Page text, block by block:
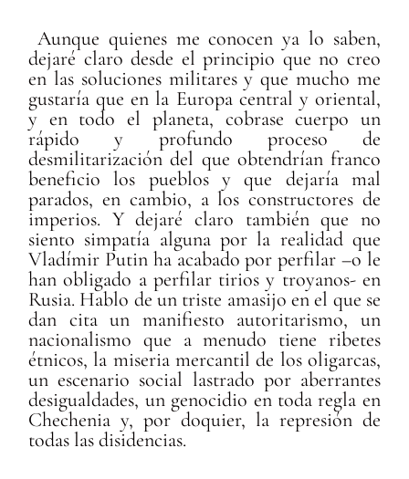
Aunque quienes me conocen ya lo saben,
dejaré claro desde el principio que no creo
en las soluciones militares y que mucho me
gustaría que en la Europa central y oriental,
y en todo el planeta, cobrase cuerpo un
rápido y profundo proceso de
desmilitarización del que obtendrían franco
beneficio los pueblos y que dejaría mal
parados, en cambio, a los constructores de
imperios. Y dejaré claro también que no
siento simpatía alguna por la realidad que
Vladímir Putin ha acabado por perfilar –o le
han obligado a perfilar tirios y troyanos- en
Rusia. Hablo de un triste amasijo en el que se
dan cita un manifiesto autoritarismo, un
nacionalismo que a menudo tiene ribetes
étnicos, la miseria mercantil de los oligarcas,
un escenario social lastrado por aberrantes
desigualdades, un genocidio en toda regla en
Chechenia y, por doquier, la represión de
todas las disidencias.